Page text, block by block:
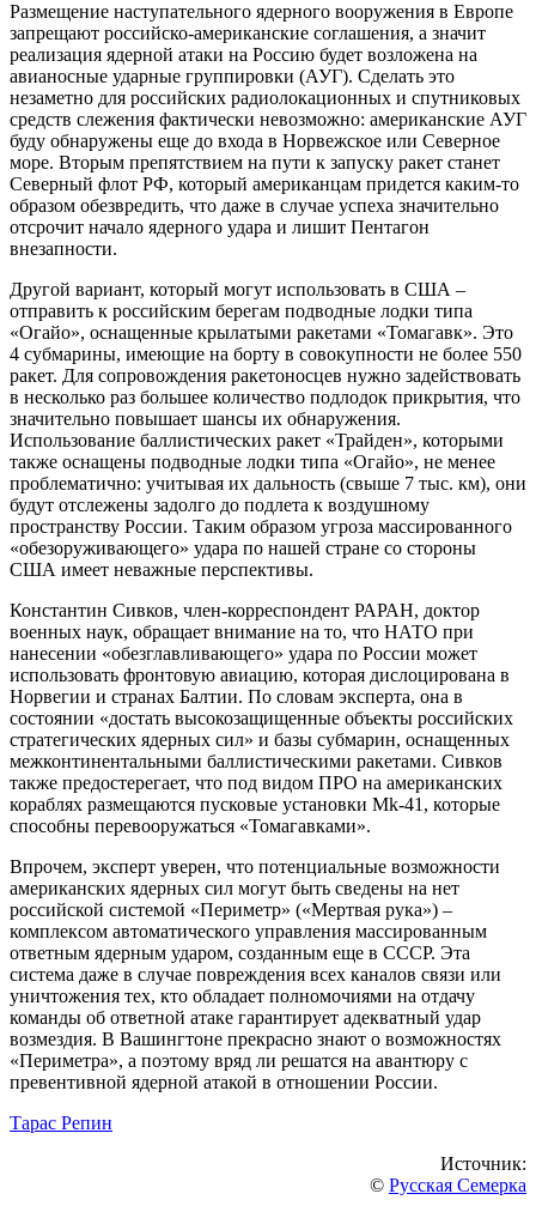
Размещение наступательного ядерного вооружения в Европе
запрещают российско-американские соглашения, а значит
реализация ядерной атаки на Россию будет возложена на
авианосные ударные группировки (АУГ). Сделать это
незаметно для российских радиолокационных и спутниковых
средств слежения фактически невозможно: американские АУГ
буду обнаружены еще до входа в Норвежское или Северное
море. Вторым препятствием на пути к запуску ракет станет
Северный флот РФ, который американцам придется каким-то
образом обезвредить, что даже в случае успеха значительно
отсрочит начало ядерного удара и лишит Пентагон
внезапности.
Другой вариант, который могут использовать в США –
отправить к российским берегам подводные лодки типа
«Огайо», оснащенные крылатыми ракетами «Томагавк». Это
4 субмарины, имеющие на борту в совокупности не более 550
ракет. Для сопровождения ракетоносцев нужно задействовать
в несколько раз большее количество подлодок прикрытия, что
значительно повышает шансы их обнаружения.
Использование баллистических ракет «Трайден», которыми
также оснащены подводные лодки типа «Огайо», не менее
проблематично: учитывая их дальность (свыше 7 тыс. км), они
будут отслежены задолго до подлета к воздушному
пространству России. Таким образом угроза массированного
«обезоруживающего» удара по нашей стране со стороны
США имеет неважные перспективы.
Константин Сивков, член-корреспондент РАРАН, доктор
военных наук, обращает внимание на то, что НАТО при
нанесении «обезглавливающего» удара по России может
использовать фронтовую авиацию, которая дислоцирована в
Норвегии и странах Балтии. По словам эксперта, она в
состоянии «достать высокозащищенные объекты российских
стратегических ядерных сил» и базы субмарин, оснащенных
межконтинентальными баллистическими ракетами. Сивков
также предостерегает, что под видом ПРО на американских
кораблях размещаются пусковые установки Mk-41, которые
способны перевооружаться «Томагавками».
Впрочем, эксперт уверен, что потенциальные возможности
американских ядерных сил могут быть сведены на нет
российской системой «Периметр» («Мертвая рука») –
комплексом автоматического управления массированным
ответным ядерным ударом, созданным еще в СССР. Эта
система даже в случае повреждения всех каналов связи или
уничтожения тех, кто обладает полномочиями на отдачу
команды об ответной атаке гарантирует адекватный удар
возмездия. В Вашингтоне прекрасно знают о возможностях
«Периметра», а поэтому вряд ли решатся на авантюру с
превентивной ядерной атакой в отношении России.
Тарас Репин
Источник:
© Русская Семерка